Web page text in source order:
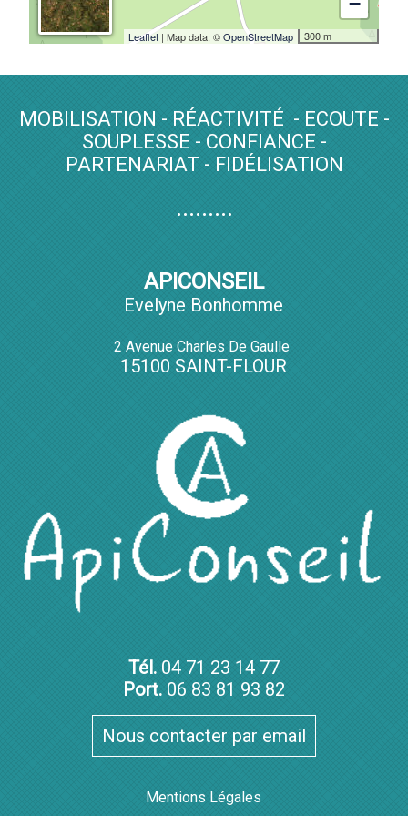
300 m
Leaflet| Map data: ©OpenStreetMap
MOBILISATION - RÉACTIVITÉ - ECOUTE -
SOUPLESSE - CONFIANCE -
PARTENARIAT - FIDÉLISATION
.........
APICONSEIL
Evelyne Bonhomme
2 Avenue Charles De Gaulle
15100 SAINT-FLOUR
Tél.04 71 23 14 77
Port.06 83 81 93 82
Nous contacter par email
Mentions Légales